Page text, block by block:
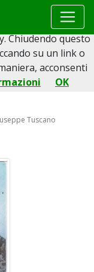
Tuscano
utilizzati si
ed utili
Chiudendo questo
su un link o
acconsenti
OK